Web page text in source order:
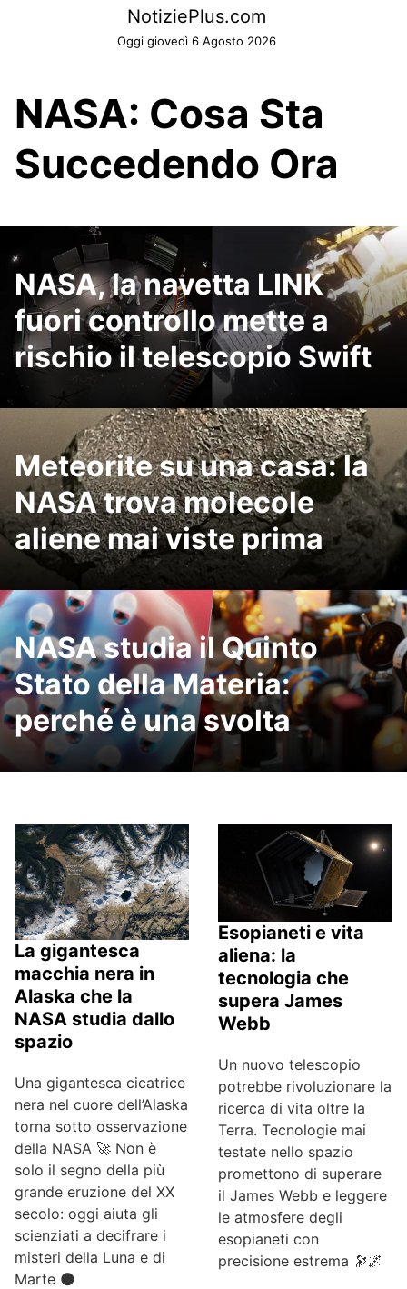
NotiziePlus.com
Oggi giovedì 6 Agosto 2026
NASA: Cosa Sta
Succedendo Ora
NASA, la navetta LINK
fuori controllo mette a
rischio il telescopio Swift
Meteorite su una casa: la
NASA trova molecole
aliene mai viste prima
NASA studia il Quinto
Stato della Materia:
perché è una svolta
La gigantesca
macchia nera in
Alaska che la
NASA studia dallo
spazio
Una gigantesca cicatrice
nera nel cuore dell’Alaska
torna sotto osservazione
della NASA 🚀 Non è
solo il segno della più
grande eruzione del XX
secolo: oggi aiuta gli
scienziati a decifrare i
misteri della Luna e di
Marte 🌑
Esopianeti e vita
aliena: la
tecnologia che
supera James
Webb
Un nuovo telescopio
potrebbe rivoluzionare la
ricerca di vita oltre la
Terra. Tecnologie mai
testate nello spazio
promettono di superare
il James Webb e leggere
le atmosfere degli
esopianeti con
precisione estrema 🔭🌌